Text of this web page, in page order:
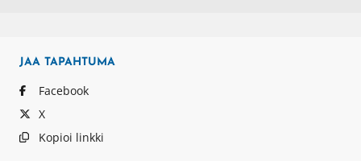
JAA TAPAHTUMA
Facebook
X
Kopioi linkki